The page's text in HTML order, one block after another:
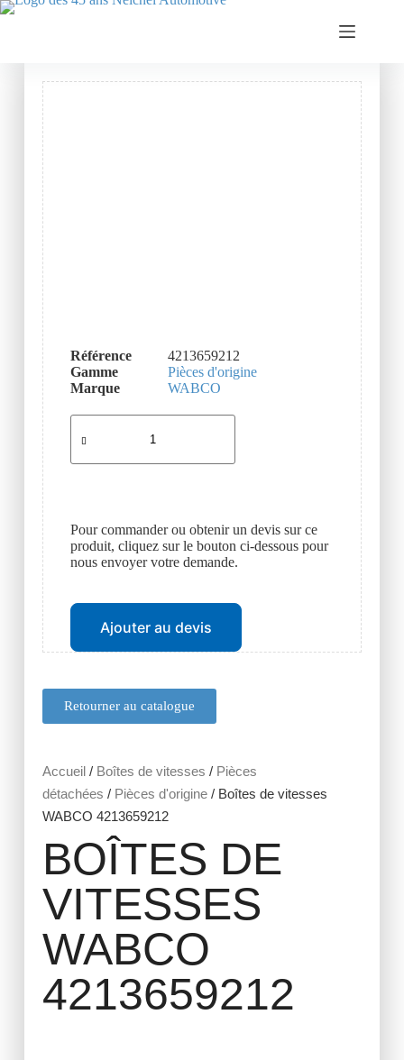
Retourner au catalogue
Accueil/ Boîtes de vitesses / Pièces
détachées / Pièces d'origine/ Boîtes de vitesses
WABCO 4213659212
BOÎTES DE
VITESSES
WABCO
4213659212
Référence
4213659212
Gamme
Pièces d'origine
Marque
WABCO
Pour commander ou obtenir un devis sur ce
produit, cliquez sur le bouton ci-dessous pour
nous envoyer votre demande.
Ajouter au devis